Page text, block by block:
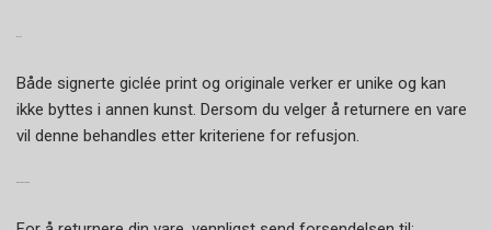
Både signerte giclée print og originale verker er unike og kan
ikke byttes i annen kunst. Dersom du velger å returnere en vare
vil denne behandles etter kriteriene for refusjon.